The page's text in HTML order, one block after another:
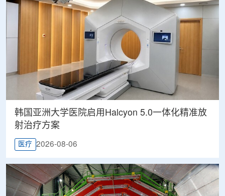
韩国亚洲大学医院启用Halcyon 5.0一体化精准放
射治疗方案
医疗 2026-08-06